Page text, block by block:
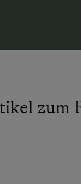
zum